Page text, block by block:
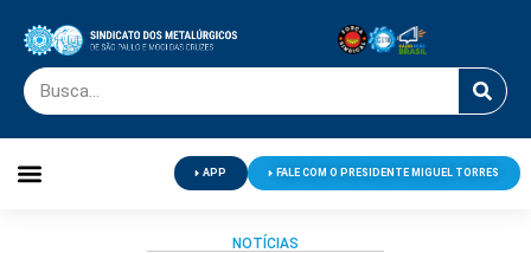
APP FALE COM O PRESIDENTE MIGUEL TORRES
NOTÍCIAS